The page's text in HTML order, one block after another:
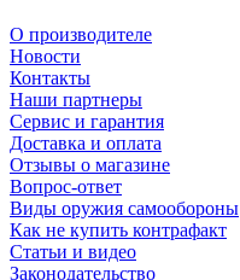
О производителе
Новости
Контакты
Наши партнеры
Сервис и гарантия
Доставка и оплата
Отзывы о магазине
Вопрос-ответ
Виды оружия самообороны
Как не купить контрафакт
Статьи и видео
Законодательство